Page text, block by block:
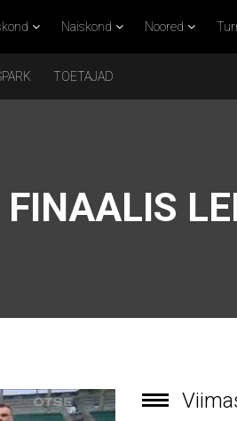
Naiskond Noored
TOETAJAD